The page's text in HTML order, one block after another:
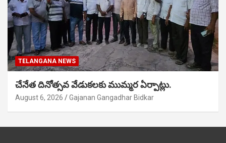
TELANGANA NEWS
చేనేత దినోత్సవ వేడుకలకు ముమ్మర ఏర్పాట్లు.
August 6, 2026 Gajanan Gangadhar Bidkar